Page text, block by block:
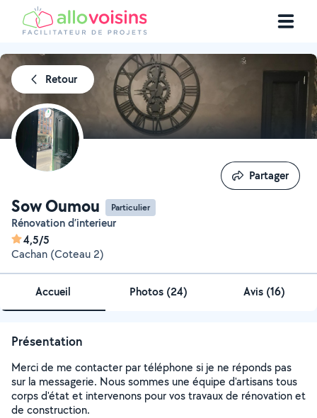
Retour
Sow Oumou Particulier
Rénovation d’interieur
4,5/5
Cachan (Coteau 2)
Partager
Partager
Accueil Photos (24) Avis (16)
Présentation
Merci de me contacter par téléphone si je ne réponds pas
sur la messagerie. Nous sommes une équipe d'artisans tous
corps d'état et intervenons pour vos travaux de rénovation et
de construction.